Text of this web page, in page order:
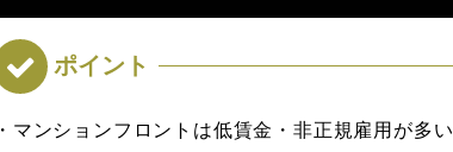
・マンションフロントは低賃金・非正規雇用が多い